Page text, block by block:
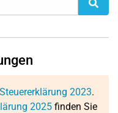
Steuererklärung 2023.
2025 finden Sie